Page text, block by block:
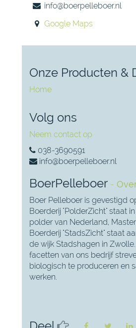
info@boerpelleboer.nl
Google Maps
Onze Producten &
Home
Volg ons
Neem contact op
038-3690591
info@boerpelleboer.nl
BoerPelleboer -
Boer Pelleboer is gevestigd
Boerderij "PolderZicht" staat
polder van Nederland,
Boerderij "StadsZicht" staat
de wijk Stadshagen in
facetten van ons bedrijf
biologisch te produceren en
werken.